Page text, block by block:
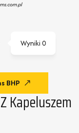
Wyniki0
BHP
Kapeluszem